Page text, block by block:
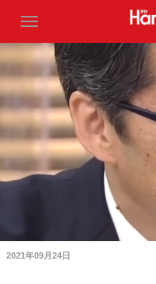
2021年09月24日